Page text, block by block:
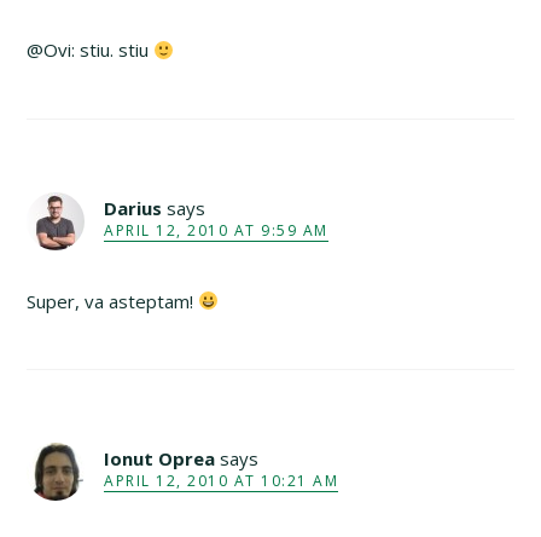
@Ovi: stiu. stiu
Darius says
APRIL 12, 2010 AT 9:59 AM
Super, va asteptam!
Ionut Oprea says
APRIL 12, 2010 AT 10:21 AM